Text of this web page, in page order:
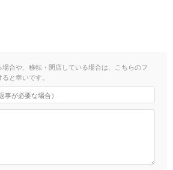
合や、移転・閉店している場合は、こちらのフ
と幸いです。